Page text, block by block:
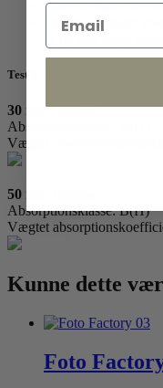
Store formater
Mindre formater
Test & Akustisk funktionalitet
30 mm ramme
Absorptionsklasse: B(H)
Vægtet
50 mm ramme
Absorptionsklasse: B(H)
Vægtet
Kunne dette
Foto